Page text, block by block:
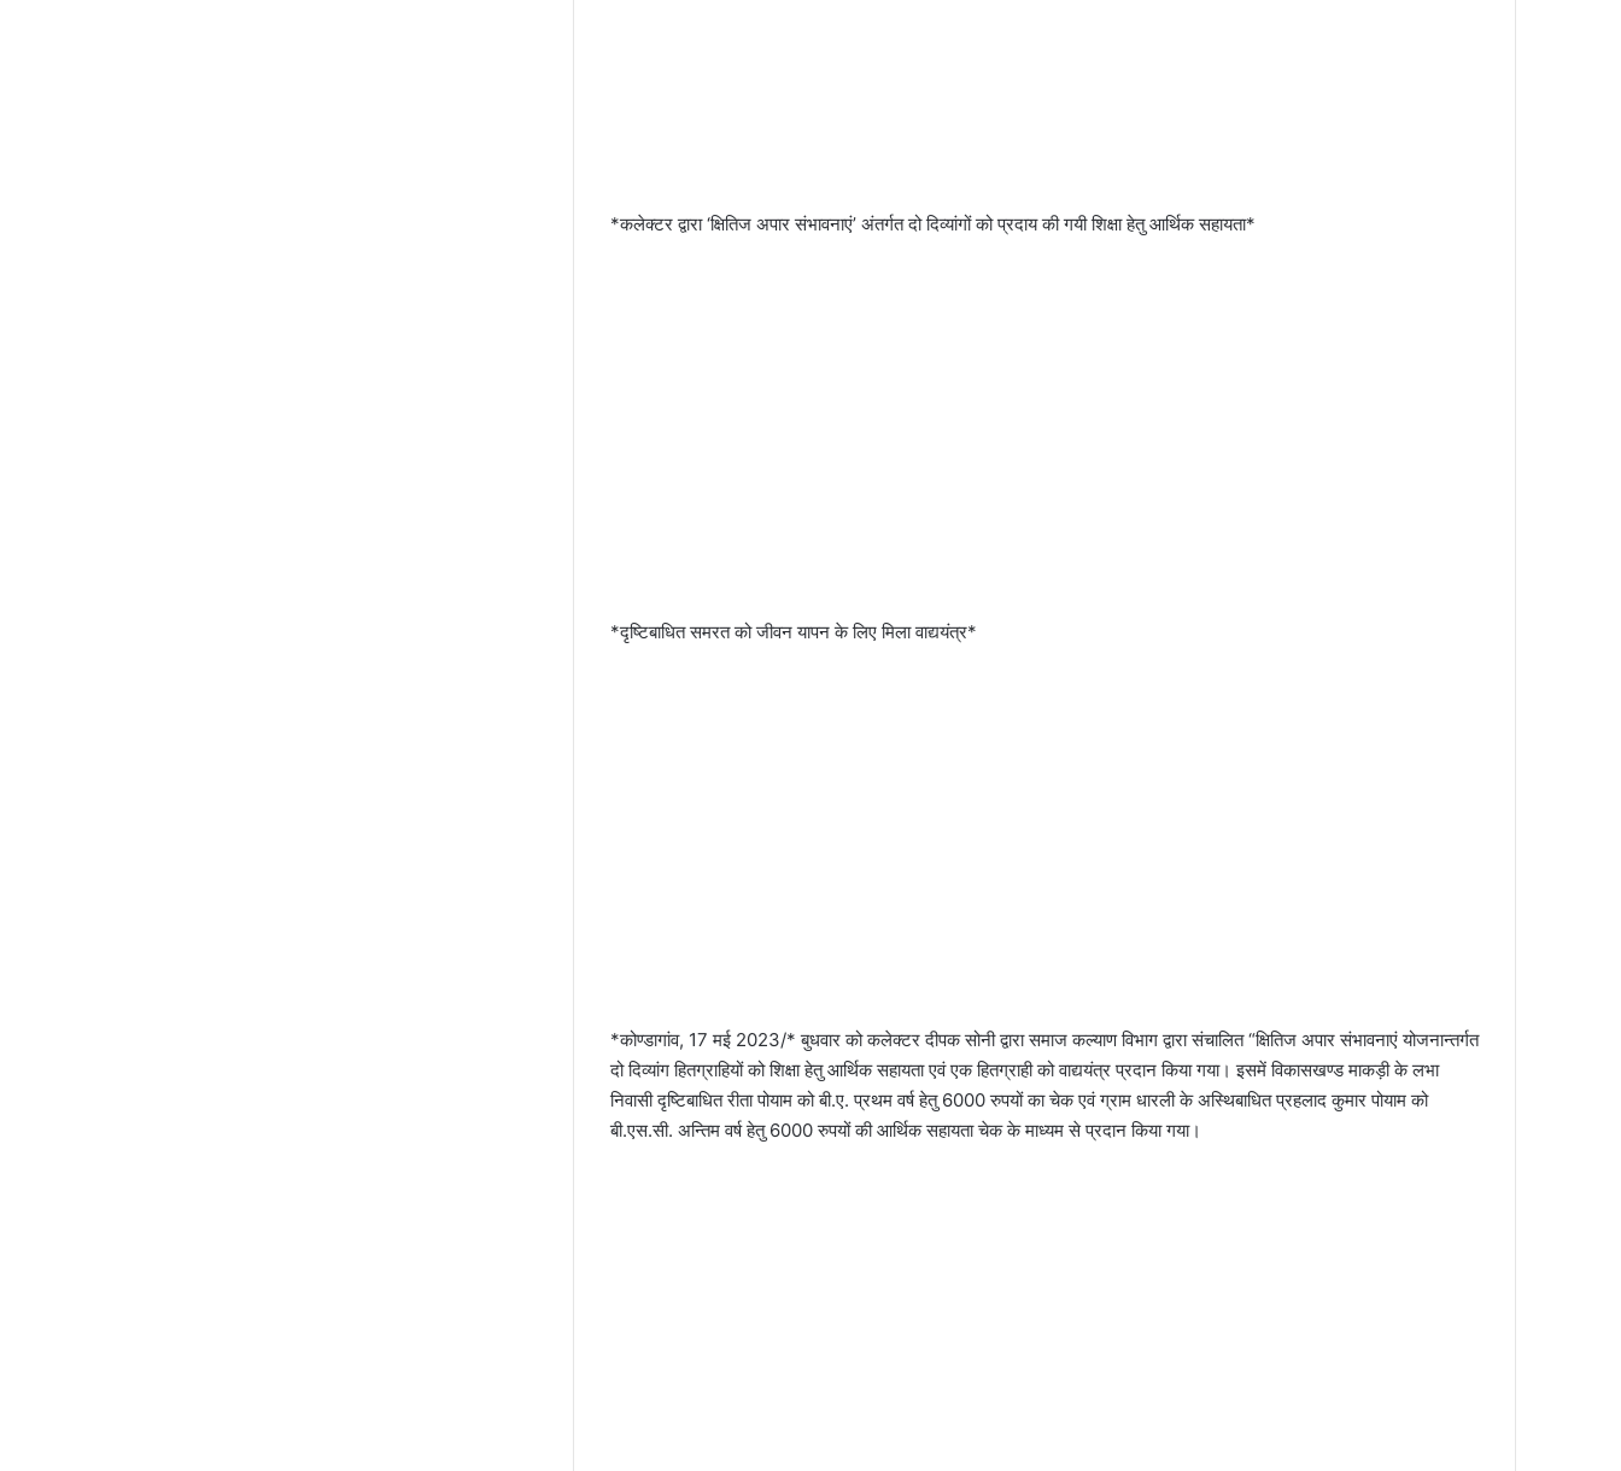
*कलेक्टर द्वारा ‘क्षितिज अपार संभावनाएं’ अंतर्गत दो दिव्यांगों को प्रदाय की गयी शिक्षा हेतु आर्थिक सहायता*
*दृष्टिबाधित समरत को जीवन यापन के लिए मिला वाद्ययंत्र*
*कोण्डागांव, 17 मई 2023/* बुधवार को कलेक्टर दीपक सोनी द्वारा समाज कल्याण विभाग द्वारा संचालित “क्षितिज अपार संभावनाएं योजनान्तर्गत
दो दिव्यांग हितग्राहियों को शिक्षा हेतु आर्थिक सहायता एवं एक हितग्राही को वाद्ययंत्र प्रदान किया गया। इसमें विकासखण्ड माकड़ी के लभा
निवासी दृष्टिबाधित रीता पोयाम को बी.ए. प्रथम वर्ष हेतु 6000 रुपयों का चेक एवं ग्राम धारली के अस्थिबाधित प्रहलाद कुमार पोयाम को
बी.एस.सी. अन्तिम वर्ष हेतु 6000 रुपयों की आर्थिक सहायता चेक के माध्यम से प्रदान किया गया।